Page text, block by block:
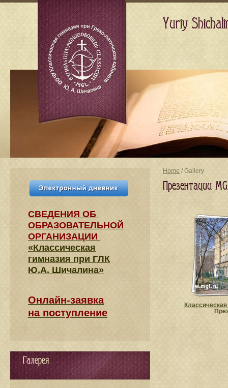
Home / Gallery
Презентации
СВЕДЕНИЯ​ ОБ
ОБРАЗОВАТЕЛЬНОЙ
ОРГАНИЗАЦИИ
«Классическая
гимназия при ГЛК
Ю.А. Шичалина»
Онлайн-заявка
на поступление
Галерея
Yuriy